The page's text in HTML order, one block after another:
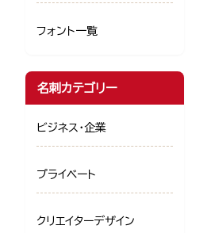
フォント一覧
名刺カテゴリー
ビジネス・企業
プライベート
クリエイターデザイン